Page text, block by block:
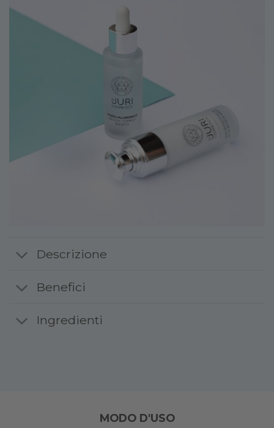
Descrizione
Benefici
Ingredienti
MODO D'USO